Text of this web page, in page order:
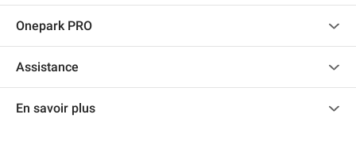
Recrutement
Onepark PRO
Accéder à mon espace partenaire
Assistance
Centre d'aide
En savoir plus